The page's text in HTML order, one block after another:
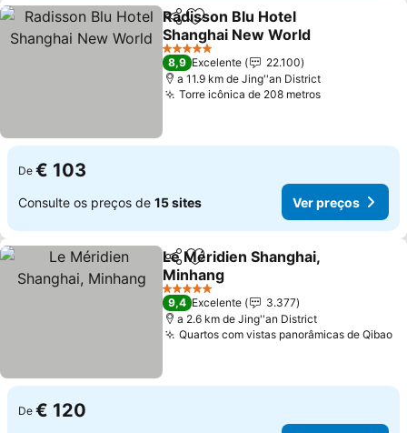
PartilharAdicionar aos favoritos
Radisson Blu Hotel
Shanghai New World
Ver preços
5 Estrelas
8,9 Excelente
22.100
a 11.9 km de Jing''an District
Torre icônica de 208 metrosVer preços
De € 103
Consulte os preços de 15 sites Ver preços
PartilharAdicionar aos favoritos
Le Méridien Shanghai,
Minhang
Ver preços
5 Estrelas
9,4 Excelente
3.377
a 2.6 km de Jing''an District
Quartos com vistas panorâmicas de Qibao
De € 120